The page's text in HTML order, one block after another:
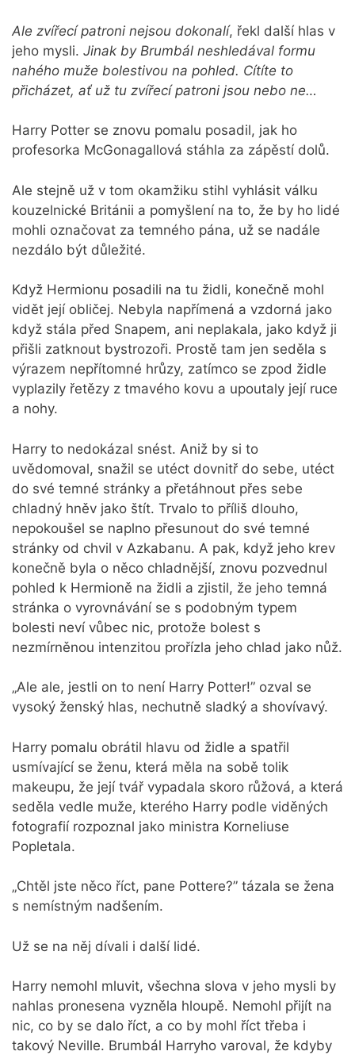
Ale zvířecí patroni nejsou dokonalí, řekl další hlas v
jeho mysli. Jinak by Brumbál neshledával formu
nahého muže bolestivou na pohled. Cítíte to
přicházet, ať už tu zvířecí patroni jsou nebo ne…
Harry Potter se znovu pomalu posadil, jak ho
profesorka McGonagallová stáhla za zápěstí dolů.
Ale stejně už v tom okamžiku stihl vyhlásit válku
kouzelnické Británii a pomyšlení na to, že by ho lidé
mohli označovat za temného pána, už se nadále
nezdálo být důležité.
Když Hermionu posadili na tu židli, konečně mohl
vidět její obličej. Nebyla napřímená a vzdorná jako
když stála před Snapem, ani neplakala, jako když ji
přišli zatknout bystrozoři. Prostě tam jen seděla s
výrazem nepřítomné hrůzy, zatímco se zpod židle
vyplazily řetězy z tmavého kovu a upoutaly její ruce
a nohy.
Harry to nedokázal snést. Aniž by si to
uvědomoval, snažil se utéct dovnitř do sebe, utéct
do své temné stránky a přetáhnout přes sebe
chladný hněv jako štít. Trvalo to příliš dlouho,
nepokoušel se naplno přesunout do své temné
stránky od chvil v Azkabanu. A pak, když jeho krev
konečně byla o něco chladnější, znovu pozvednul
pohled k Hermioně na židli a zjistil, že jeho temná
stránka o vyrovnávání se s podobným typem
bolesti neví vůbec nic, protože bolest s
nezmírněnou intenzitou prořízla jeho chlad jako nůž.
„Ale ale, jestli on to není Harry Potter!” ozval se
vysoký ženský hlas, nechutně sladký a shovívavý.
Harry pomalu obrátil hlavu od židle a spatřil
usmívající se ženu, která měla na sobě tolik
makeupu, že její tvář vypadala skoro růžová, a která
seděla vedle muže, kterého Harry podle viděných
fotografií rozpoznal jako ministra Korneliuse
Popletala.
„Chtěl jste něco říct, pane Pottere?” tázala se žena
s nemístným nadšením.
Už se na něj dívali i další lidé.
Harry nemohl mluvit, všechna slova v jeho mysli by
nahlas pronesena vyzněla hloupě. Nemohl přijít na
nic, co by se dalo říct, a co by mohl říct třeba i
takový Neville. Brumbál Harryho varoval, že kdyby